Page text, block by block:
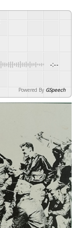
-:--
Powered By GSpeech